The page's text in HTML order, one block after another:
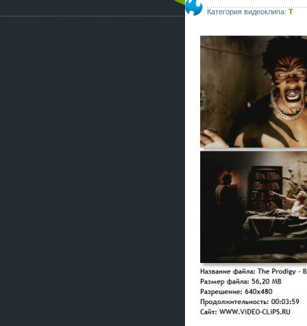
Категория видеоклипа: T